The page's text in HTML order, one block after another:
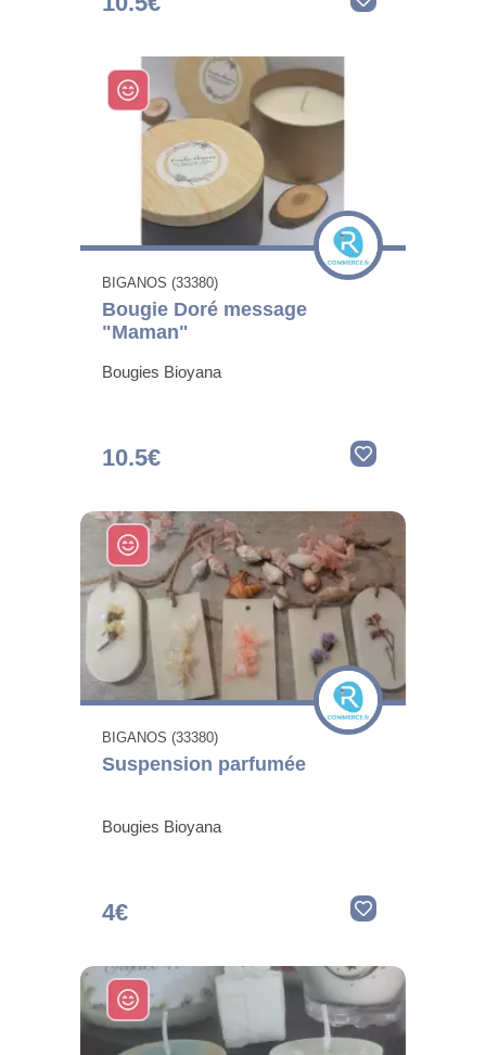
BIGANOS (33380)
Bougie Doré message
"Maman"
Bougies Bioyana
10.5€
BIGANOS (33380)
Suspension parfumée
Bougies Bioyana
4€